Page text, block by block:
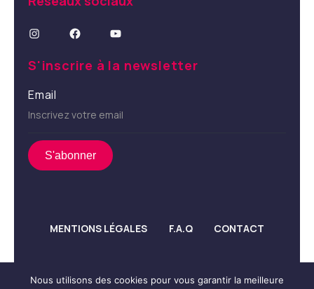
Instagram
Facebook
YouTube
S'inscrire à la newsletter
Email
MENTIONS LÉGALES F.A.Q CONTACT
Nous utilisons des cookies pour vous garantir la meilleure